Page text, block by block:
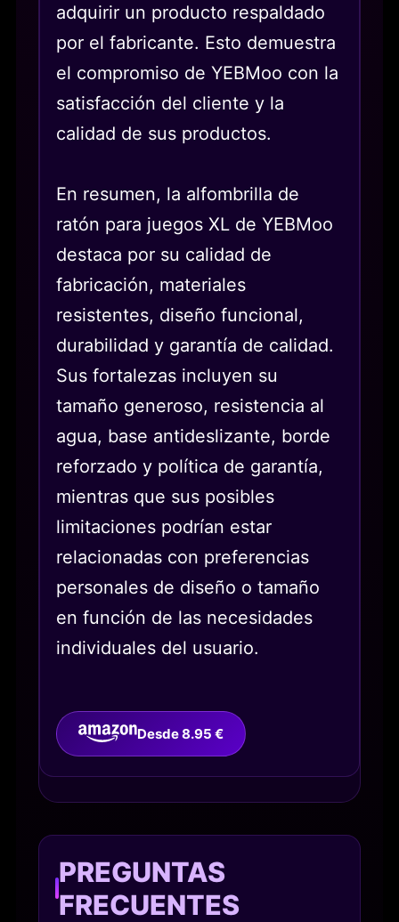
adquirir un producto respaldado
por el fabricante. Esto demuestra
el compromiso de YEBMoo con la
satisfacción del cliente y la
calidad de sus productos.
En resumen, la alfombrilla de
ratón para juegos XL de YEBMoo
destaca por su calidad de
fabricación, materiales
resistentes, diseño funcional,
durabilidad y garantía de calidad.
Sus fortalezas incluyen su
tamaño generoso, resistencia al
agua, base antideslizante, borde
reforzado y política de garantía,
mientras que sus posibles
limitaciones podrían estar
relacionadas con preferencias
personales de diseño o tamaño
en función de las necesidades
individuales del usuario.
Desde 8.95 €
PREGUNTAS
FRECUENTES